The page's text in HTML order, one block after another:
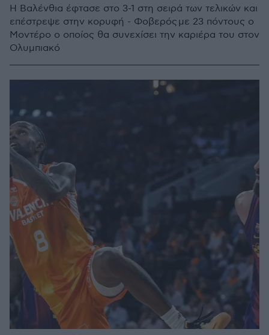
Η Βαλένθια έφτασε στο 3-1 στη σειρά των τελικών και
επέστρεψε στην κορυφή - Φοβερός με 23 πόντους ο
Μοντέρο ο οποίος θα συνεχίσει την καριέρα του στον
Ολυμπιακό